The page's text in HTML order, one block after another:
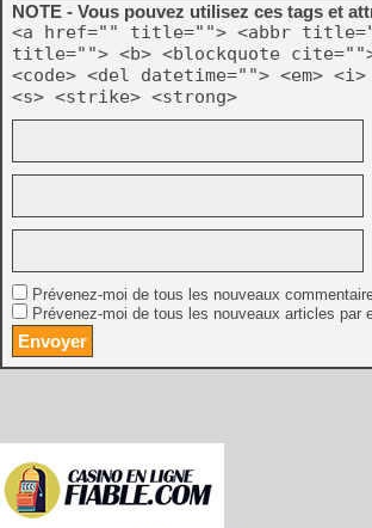
NOTE - Vous pouvez utilisez ces tags et
<a href="" title=""> <abbr
title=""> <b> <blockquote
<code> <del datetime=""> <em>
<s> <strike> <strong>
Prévenez-moi de tous les nouveaux
Prévenez-moi de tous les nouveaux articles par